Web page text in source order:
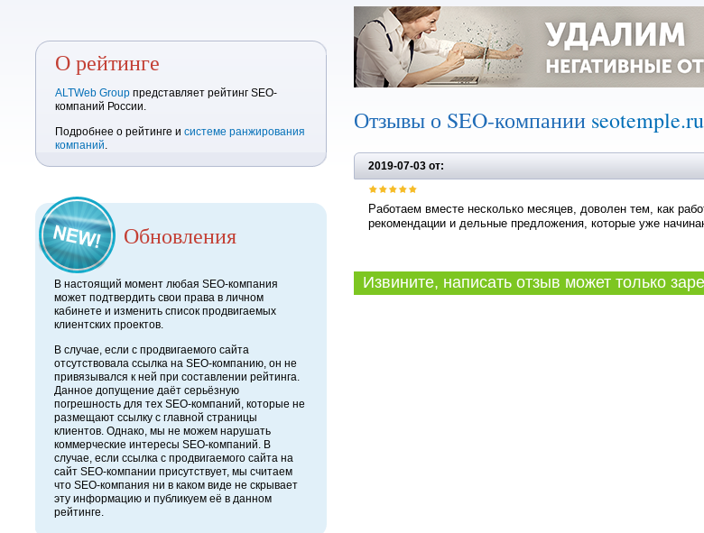
О рейтинге
ALTWeb Group представляет рейтинг SEO-
компаний России.
Подробнее о рейтинге и системе ранжирования
компаний.
Обновления
В настоящий момент любая SEO-компания
может подтвердить свои права в личном
кабинете и изменить список продвигаемых
клиентских проектов.
В случае, если с продвигаемого сайта
отсутствовала ссылка на SEO-компанию, он не
привязывался к ней при составлении рейтинга.
Данное допущение даёт серьёзную
погрешность для тех SEO-компаний, которые не
размещают ссылку с главной страницы
клиентов. Однако, мы не можем нарушать
коммерческие интересы SEO-компаний. В
случае, если ссылка с продвигаемого сайта на
сайт SEO-компании присутствует, мы считаем
что SEO-компания ни в каком виде не скрывает
эту информацию и публикуем её в данном
рейтинге.
Отзывы о SEO-компании seotemple.ru
2019-07-03 от:
Работаем вместе несколько месяцев, доволен тем, как
рекомендации и дельные предложения, которые уже
Извините, написать отзыв может только